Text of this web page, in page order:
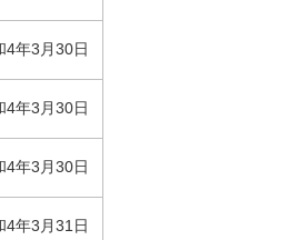
4年3月30日
4年3月30日
4年3月30日
4年3月31日